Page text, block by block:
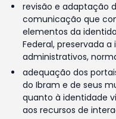
revisão e adaptação
comunicação que
elementos da
Federal, preservada
administrativos,
adequação dos
do Ibram e de seus
quanto à identidade
aos recursos de